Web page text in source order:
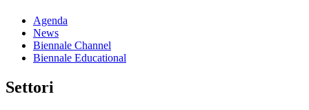
Agenda
News
Biennale Channel
Biennale Educational
Settori